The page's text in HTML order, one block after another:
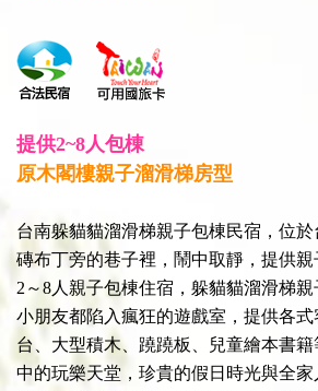
提供2~8人包棟
原木閣樓親子溜滑梯房型
台南躲貓貓溜滑梯親子包棟民宿，位
磚布丁旁的巷子裡，鬧中取靜，提供
2～8人親子包棟住宿，躲貓貓溜滑梯
小朋友都陷入瘋狂的遊戲室，提供各
台、大型積木、蹺蹺板、兒童繪本書
中的玩樂天堂，珍貴的假日時光與全